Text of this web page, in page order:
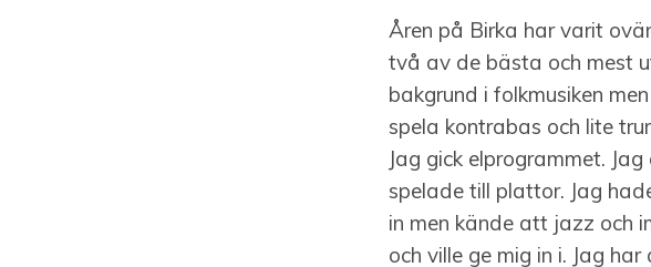
Åren på Birka har varit
två av de bästa och mest
bakgrund i folkmusiken
spela kontrabas och lite
Jag gick elprogrammet.
spelade till plattor. Jag
in men kände att jazz och
och ville ge mig in i. Jag